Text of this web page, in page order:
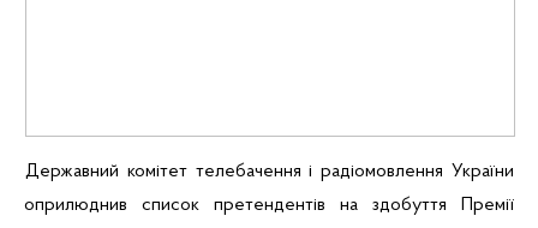
Державний комітет телебачення і радіомовлення України
оприлюднив список претендентів на здобуття Премії